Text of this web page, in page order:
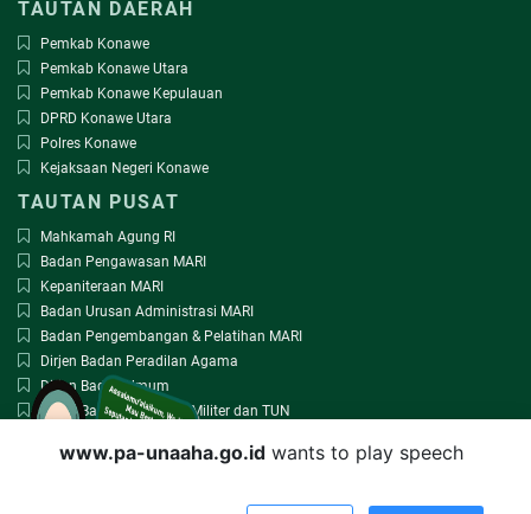
TAUTAN DAERAH
Pemkab Konawe
Pemkab Konawe Utara
Pemkab Konawe Kepulauan
DPRD Konawe Utara
Polres Konawe
Kejaksaan Negeri Konawe
TAUTAN PUSAT
Mahkamah Agung RI
Badan Pengawasan MARI
Kepaniteraan MARI
Badan Urusan Administrasi MARI
Badan Pengembangan & Pelatihan MARI
Dirjen Badan Peradilan Agama
Dirjen Badan Umum
Dirjen Badan Peradilan Militer dan TUN
www.pa-unaaha.go.idby yudhi.tc@gmail.com @2018
www.pa-unaaha.go.idwants to play speech